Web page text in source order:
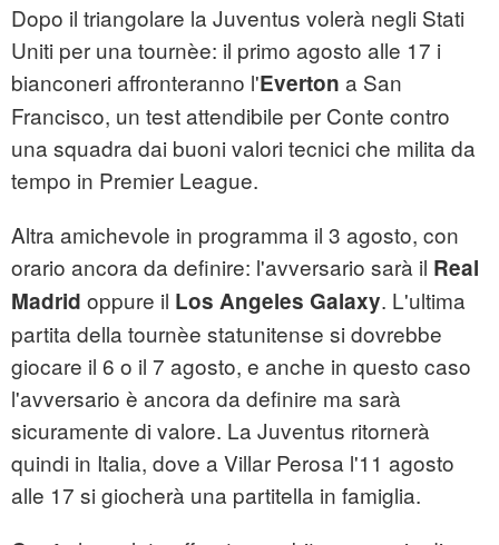
Dopo il triangolare la Juventus volerà negli Stati
Uniti per una tournèe: il primo agosto alle 17 i
bianconeri affronteranno l'Everton a San
Francisco, un test attendibile per Conte contro
una squadra dai buoni valori tecnici che milita da
tempo in Premier League.
Altra amichevole in programma il 3 agosto, con
orario ancora da definire: l'avversario sarà il Real
Madrid oppure il Los Angeles Galaxy. L'ultima
partita della tournèe statunitense si dovrebbe
giocare il 6 o il 7 agosto, e anche in questo caso
l'avversario è ancora da definire ma sarà
sicuramente di valore. La Juventus ritornerà
quindi in Italia, dove a Villar Perosa l'11 agosto
alle 17 si giocherà una partitella in famiglia.